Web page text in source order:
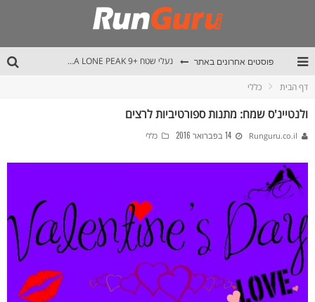
פוסטים אחרונים באתר נעלי שטח +ALTRA LONE PEAK 9
מחלום קטן לפסגות הפירנאים
דף הבית כללי
ולנטיינ'ס שמח: מתנות ספורטיביות לרצים
Runguru.co.il 14 בפברואר 2016 כללי